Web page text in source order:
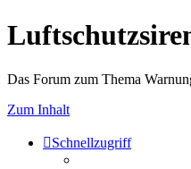
Das Forum zum Thema
Zum Inhalt
Schnellzugriff